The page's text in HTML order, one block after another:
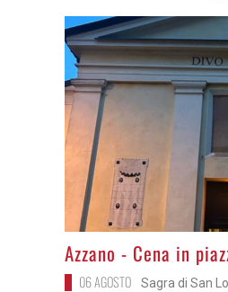
>
Azzano - Cena in
06 AGOSTO Sagra di San